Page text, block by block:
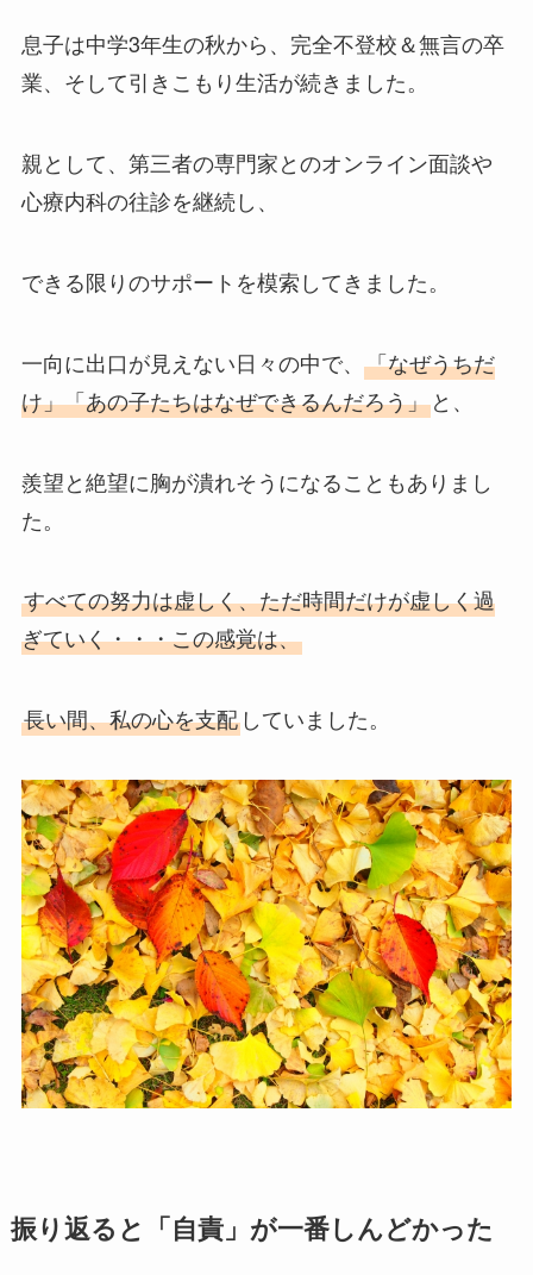
息子は中学3年生の秋から、完全不登校＆無言の卒
業、そして引きこもり生活が続きました。
親として、第三者の専門家とのオンライン面談や
心療内科の往診を継続し、
できる限りのサポートを模索してきました。
一向に出口が見えない日々の中で、 「なぜうちだ
け」「あの子たちはなぜできるんだろう」と、
羨望と絶望に胸が潰れそうになることもありまし
た。
すべての努力は虚しく、ただ時間だけが虚しく過
ぎていく・・・この感覚は、
長い間、私の心を支配していました。
振り返ると「自責」が一番しんどかった